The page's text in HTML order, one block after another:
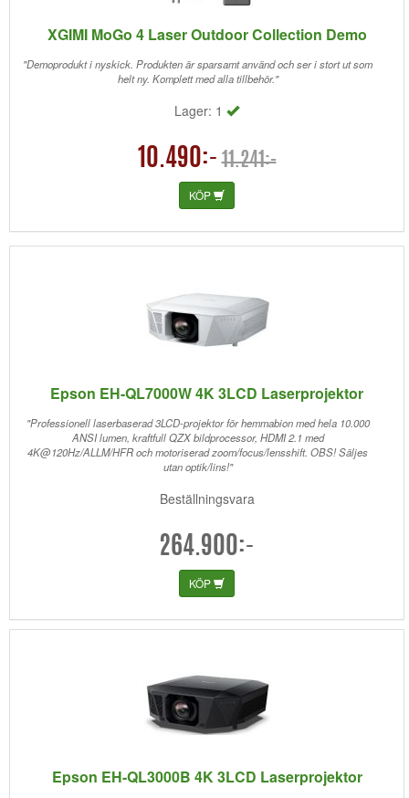
XGIMI MoGo 4 Laser Outdoor Collection Demo
"Demoprodukt i nyskick. Produkten är sparsamt använd och ser i stort ut som
helt ny. Komplett med alla tillbehör."
Lager: 1
10.490:- 11.241:-
KÖP
Epson EH-QL7000W 4K 3LCD Laserprojektor
"Professionell laserbaserad 3LCD-projektor för hemmabion med hela 10.000
ANSI lumen, kraftfull QZX bildprocessor, HDMI 2.1 med
4K@120Hz/ALLM/HFR och motoriserad zoom/focus/lensshift. OBS! Säljes
utan optik/lins!"
Beställningsvara
264.900:-
KÖP
Epson EH-QL3000B 4K 3LCD Laserprojektor